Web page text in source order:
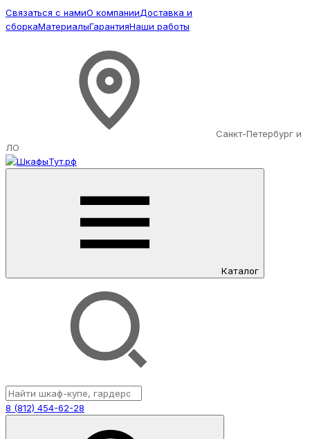
Связаться с намиО компанииДоставка и
сборкаМатериалыГарантияНаши работы
Санкт-Петербург и
ЛО
Каталог
8 (812) 454-62-28